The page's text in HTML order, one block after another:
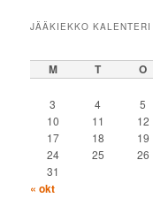
JÄÄKIEKKO KALENTERI
M T O
3
4 5
10
11 12
17
18 19
24
25 26
31
« okt